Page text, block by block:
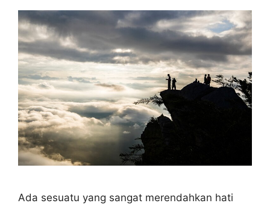
Ada sesuatu yang sangat merendahkan hati